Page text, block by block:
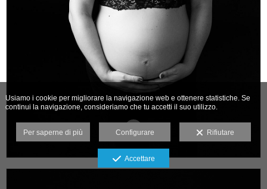
Usiamo i cookie per migliorare la navigazione web e ottenere statistiche. Se
continui la navigazione, consideriamo che tu accetti il suo utilizzo.
Per saperne di più Configurare Rifiutare
Accettare